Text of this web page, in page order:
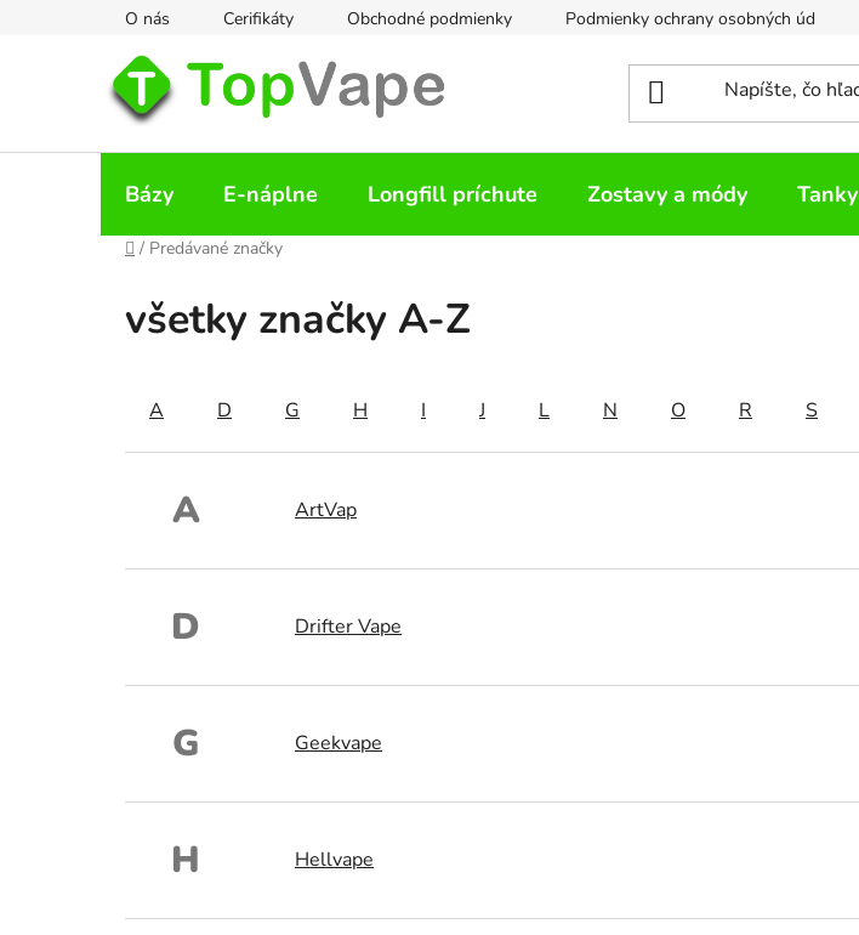
O nás Cerifikáty Obchodné podmienky Podmienky ochrany osobných údajov
Bázy E-náplne Longfill príchute Zostavy a módy Tanky
Domov
/ Predávané značky
všetky značky A-Z
A D G H I J L N O R S
A ArtVap
D Drifter Vape
G Geekvape
H Hellvape